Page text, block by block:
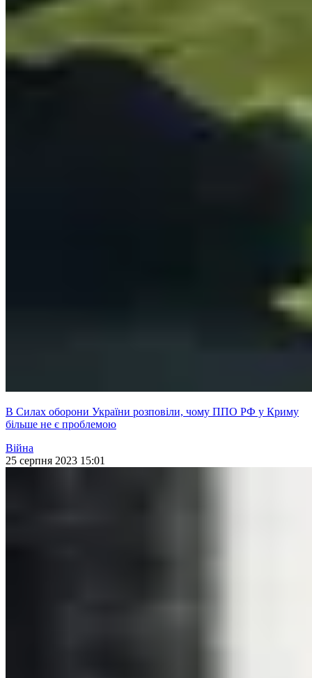
В Силах оборони України розповіли, чому ППО РФ у Криму
більше не є проблемою
Війна
25 серпня 2023 15:01